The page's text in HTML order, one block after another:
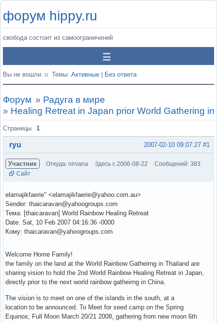
форум hippy.ru
свобода состоит из самоограничений
Вы не вошли. Темы: Активные Без ответа
Форум » Радуга в мире
» Healing Retreat in Japan prior World Gathering
Страницы 1
#1
2007-02-10 09:07:27
ryu
Участник Откуда: nirvana Здесь с 2006-08-22
Сообщений: 383
Сайт
elamajikfaerie" <elamajikfaerie@yahoo.com.au>
Sender: thaicaravan@yahoogroups.com
Тема: [thaicaravan] World Rainbow Healing Retreat
Date: Sat, 10 Feb 2007 04:16:36 -0000
Кому: thaicaravan@yahoogroups.com
Welcome Home Family!
the family on the land at the World Rainbow Gatheirng in Thailand are
sharing vision to hold the 2nd World Rainbow Healing Retreat in Japan,
directly prior to the next world rainbow gatheirng in China.
The vision is to meet on one of the islands in the south, at a
location to be announced. To Meet for seed camp on the Spring
Equinox; Full Moon March 20/21 2008, gathering from new moon 6th